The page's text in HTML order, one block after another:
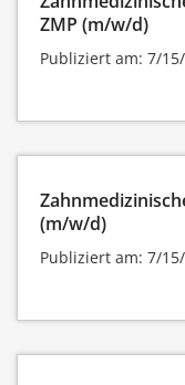
ZMP (m/w/d)
Publiziert am: 7/
(m/w/d)
Publiziert am: 7/